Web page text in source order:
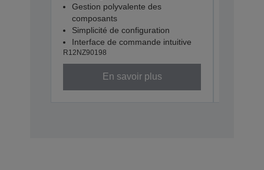
Gestion polyvalente des
composants
Simplicité de configuration
Interface de commande intuitive
R12NZ90198
En savoir plus